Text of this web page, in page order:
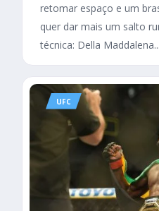
retomar espaço e um
quer dar mais um salto
técnica: Della Maddalena...
UFC